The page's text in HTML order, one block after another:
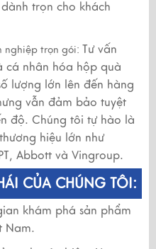
trọn cho khách
nghiệp trọn gói: Tư vấn
cá nhân hóa hộp quà
lượng lớn lên đến hàng
vẫn đảm bảo tuyệt
độ. Chúng tôi tự hào là
hiệu lớn như
Abbott và Vingroup.
CỦA CHÚNG TÔI:
khám phá sản phẩm
Nam.